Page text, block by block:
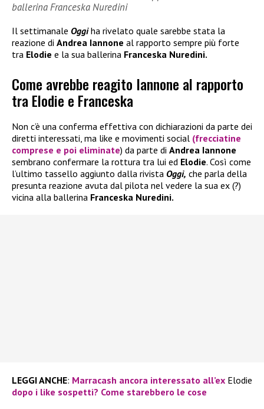
ballerina Franceska Nuredini
Il settimanale Oggiha rivelato quale sarebbe stata la
reazione di Andrea Iannone al rapporto sempre più forte
tra Elodie e la sua ballerina Franceska Nuredini.
Come avrebbe reagito Iannone al rapporto
tra Elodie e Franceska
Non c’è una conferma effettiva con dichiarazioni da parte dei
diretti interessati, ma like e movimenti social (frecciatine
comprese e poi eliminate) da parte di Andrea Iannone
sembrano confermare la rottura tra lui ed Elodie. Così come
l’ultimo tassello aggiunto dalla rivista Oggi, che parla della
presunta reazione avuta dal pilota nel vedere la sua ex (?)
vicina alla ballerina Franceska Nuredini.
LEGGI ANCHE: Marracash ancora interessato all’ex Elodie
dopo i like sospetti? Come starebbero le cose